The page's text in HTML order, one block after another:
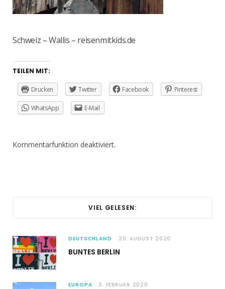
Schweiz – Wallis – reisenmitkids.de
TEILEN MIT:
Drucken Twitter Facebook Pinterest
WhatsApp E-Mail
Kommentarfunktion deaktiviert.
VIEL GELESEN:
DEUTSCHLAND 20. AUGUST 2020
BUNTES BERLIN
EUROPA 3. FEBRUAR 2020